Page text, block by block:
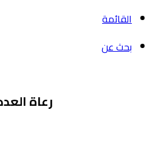
القائمة
بحث عن
رعاة